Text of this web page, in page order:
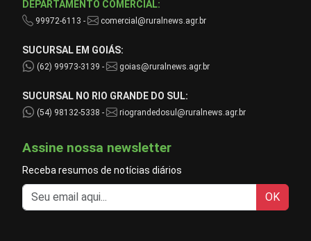
DEPARTAMENTO COMERCIAL:
99972-6113 - comercial@ruralnews.agr.br
SUCURSAL EM GOIÁS:
(62) 99973-3139 - goias@ruralnews.agr.br
SUCURSAL NO RIO GRANDE DO SUL:
(54) 98132-5338 - riograndedosul@ruralnews.agr.br
Assine nossa newsletter
Receba resumos de notícias diários
OK